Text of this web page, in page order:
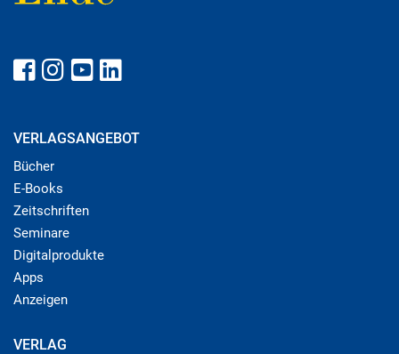
VERLAGSANGEBOT
Bücher
E-Books
Zeitschriften
Seminare
Digitalprodukte
Apps
Anzeigen
VERLAG